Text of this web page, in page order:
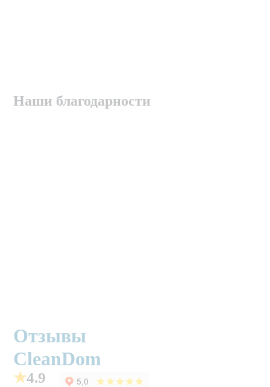
Наши благодарности
Отзывы
CleanDom
★4.9